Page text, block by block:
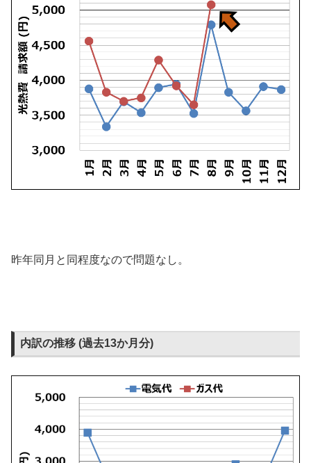
昨年同月と同程度なので問題なし。
内訳の推移 (過去13か月分)